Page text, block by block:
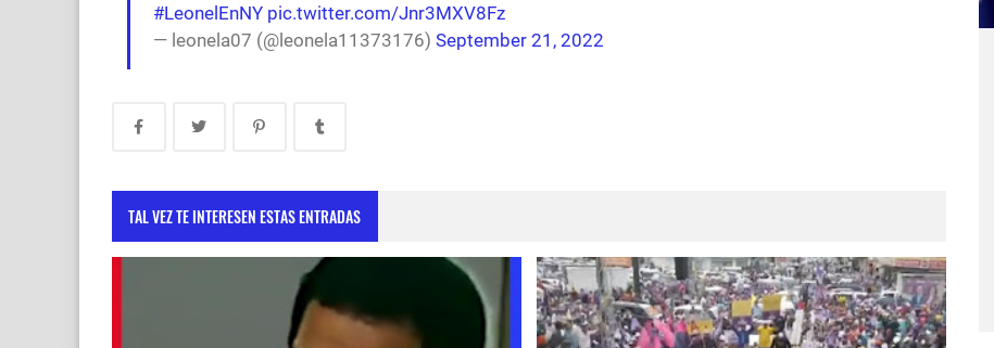
#LeonelEnNY pic.twitter.com/Jnr3MXV8Fz
— leonela07 (@leonela11373176) September 21, 2022
TAL VEZ TE INTERESEN ESTAS ENTRADAS